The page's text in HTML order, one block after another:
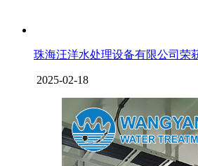
珠海汪洋水处理设备有限公司荣
2025-02-18